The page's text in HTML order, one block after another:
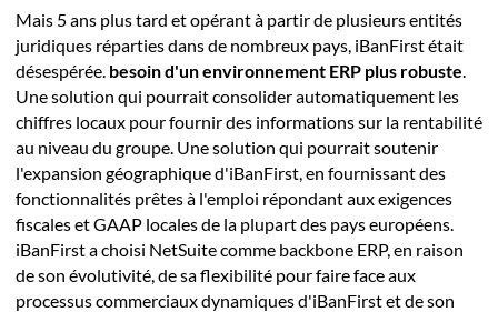
Mais 5 ans plus tard et opérant à partir de plusieurs entités
juridiques réparties dans de nombreux pays, iBanFirst était
désespérée. besoin d'un environnement ERP plus robuste
Une solution qui pourrait consolider automatiquement les
chiffres locaux pour fournir des informations sur la rentabilité
au niveau du groupe. Une solution qui pourrait soutenir
l'expansion géographique d'iBanFirst, en fournissant des
fonctionnalités prêtes à l'emploi répondant aux exigences
fiscales et GAAP locales de la plupart des pays européens.
iBanFirst a choisi NetSuite comme backbone ERP, en raison
de son évolutivité, de sa flexibilité pour faire face aux
processus commerciaux dynamiques d'iBanFirst et de son